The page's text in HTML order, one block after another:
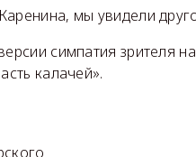
мы увидели
симпатия зрителя
калачей».